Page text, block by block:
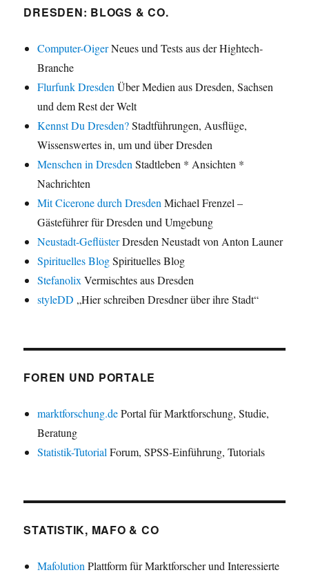
DRESDEN: BLOGS & CO.
Computer-OigerNeues und Tests aus der Hightech-
Branche
Flurfunk Dresden Über Medien aus Dresden, Sachsen
und dem Rest der Welt
Kennst Du Dresden?Stadtführungen, Ausflüge,
Wissenswertes in, um und über Dresden
Menschen in Dresden Stadtleben * Ansichten *
Nachrichten
Mit Cicerone durch Dresden Michael Frenzel –
Gästeführer für Dresden und Umgebung
Neustadt-GeflüsterDresden Neustadt von Anton Launer
Spirituelles BlogSpirituelles Blog
Stefanolix Vermischtes aus Dresden
styleDD „Hier schreiben Dresdner über ihre Stadt“
FOREN UND PORTALE
marktforschung.dePortal für Marktforschung, Studie,
Beratung
Statistik-Tutorial Forum, SPSS-Einführung, Tutorials
STATISTIK, MAFO & CO
Mafolution Plattform für Marktforscher und Interessierte